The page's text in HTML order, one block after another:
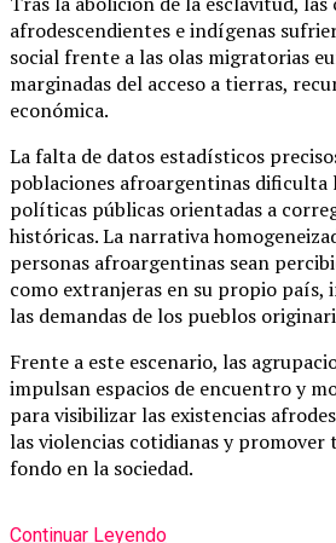
afrodescendientes e indígenas
social frente a las olas migratorias
marginadas del acceso a tierras,
económica.
La falta de datos estadísticos
poblaciones afroargentinas dificulta
políticas públicas orientadas a
históricas. La narrativa
personas afroargentinas sean
como extranjeras en su propio país,
las demandas de los pueblos
Frente a este escenario, las
impulsan espacios de encuentro y
para visibilizar las existencias
las violencias cotidianas y promover
fondo en la sociedad.
Continuar Leyendo